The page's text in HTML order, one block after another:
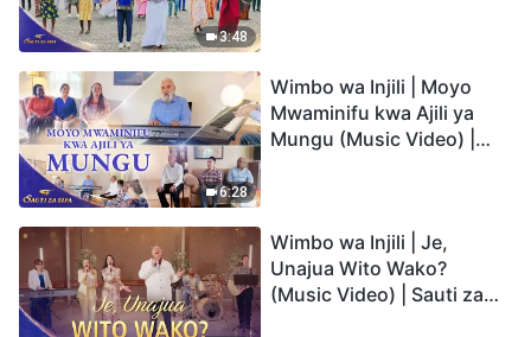
3:48
6:28
Wimbo wa Injili | Moyo
Mwaminifu kwa Ajili ya
Mungu (Music Video) |
Wimbo wa Injili | Je,
Unajua Wito Wako?
(Music Video) | Sauti za